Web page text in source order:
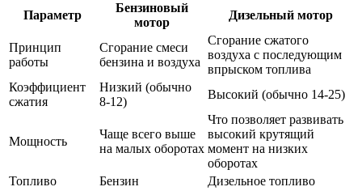
Параметр
Бензиновый
мотор
Дизельный мотор
Принцип
работы
Сгорание смеси
бензина и воздуха
Сгорание сжатого
воздуха с последующим
впрыском топлива
Коэффициент
сжатия
Низкий (обычно
8-12)
Высокий (обычно 14-25)
Мощность
Чаще всего выше
на малых оборотах
Что позволяет развивать
высокий крутящий
момент на низких
оборотах
Топливо
Бензин Дизельное топливо